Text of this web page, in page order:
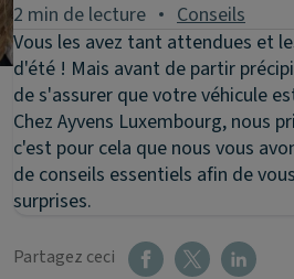
2 min de lecture
Conseils
Vous les avez tant attendues et
d'été ! Mais avant de partir
de s'assurer que votre véhicule
Chez Ayvens Luxembourg, nous
c'est pour cela que nous vous
de conseils essentiels afin de
surprises.
Partagez ceci